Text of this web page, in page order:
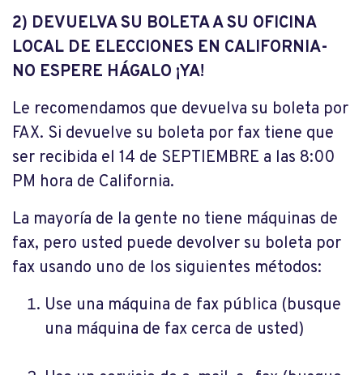
2) DEVUELVA SU BOLETA A SU OFICINA
LOCAL DE ELECCIONES EN CALIFORNIA-
NO ESPERE HÁGALO ¡YA!
Le recomendamos que devuelva su boleta por
FAX. Si devuelve su boleta por fax tiene que
ser recibida el 14 de SEPTIEMBRE a las 8:00
PM hora de California.
La mayoría de la gente no tiene máquinas de
fax, pero usted puede devolver su boleta por
fax usando uno de los siguientes métodos:
Use una máquina de fax pública (busque
una máquina de fax cerca de usted)